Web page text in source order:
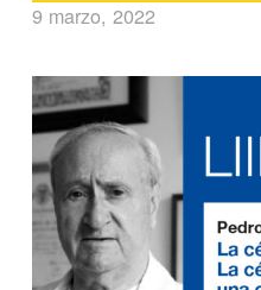
9 marzo, 2022